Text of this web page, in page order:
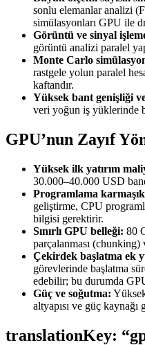
sonlu elemanlar analizi
simülasyonları GPU ile
Görüntü ve sinyal
görüntü analizi paralel
Monte Carlo
rastgele yolun paralel
kaftandır.
Yüksek bant genişliği
veri yoğun iş yüklerinde
GPU’nun Zayıf
Yüksek ilk yatırım
30.000–40.000 USD
Programlama
geliştirme, CPU
bilgisi gerektirir.
Sınırlı GPU belleği: 80
parçalanması
Çekirdek başlatma ek
görevlerinde başlatma
edebilir; bu durumda
Güç ve soğutma:
altyapısı ve güç kaynağı
translationKey: